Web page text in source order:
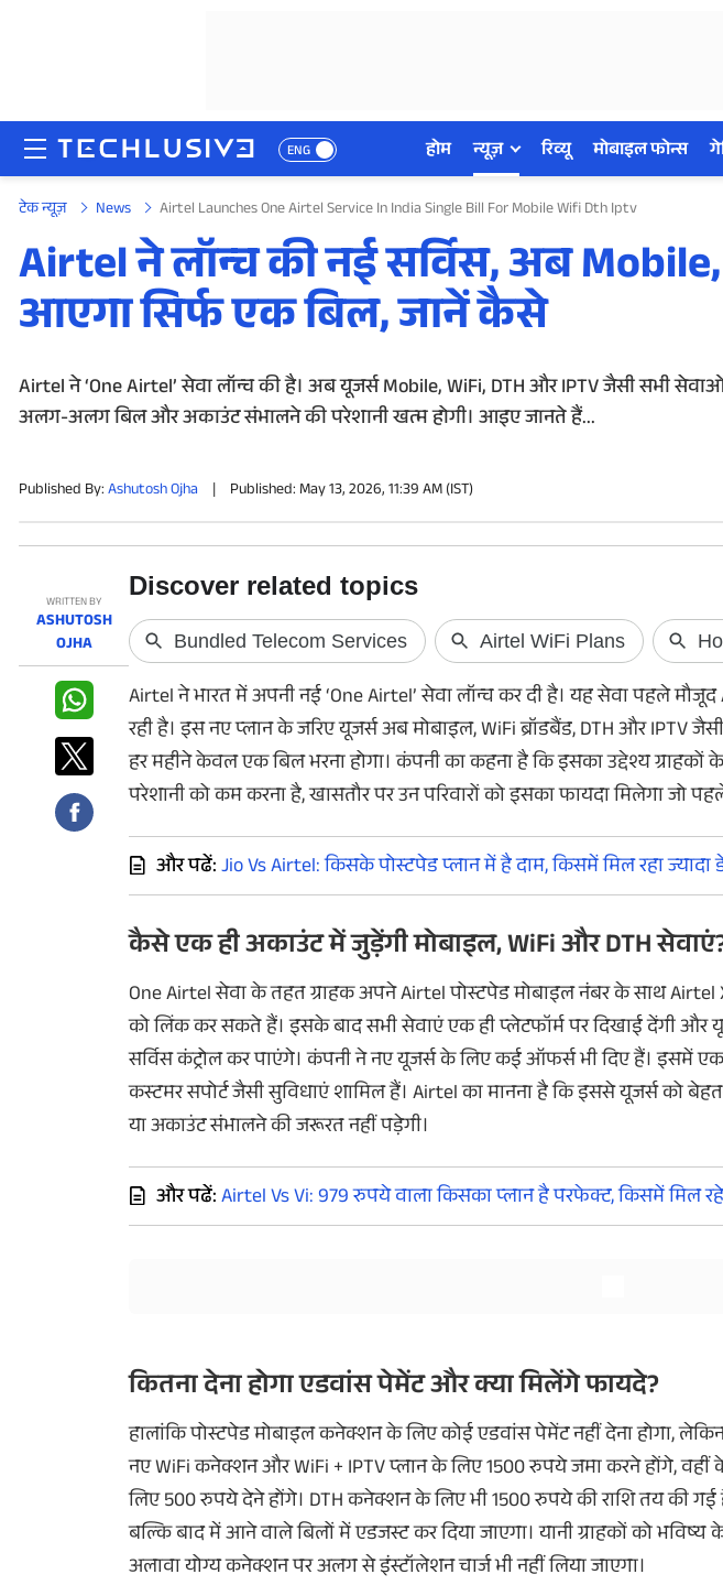
ENG होम न्यूज़ रिव्यू मोबाइल फोन्स
होम
न्यूज़
रिव्यू
मोबाइल फोन्स
फोटो
वीडियो
वेब स्टोरी
ऐप्स
डील्स
टेक न्यूज़ News Airtel Launches One Airtel Service In India Single Bill For Mobile Wifi Dth Iptv
Airtel ने लॉन्च की नई सर्विस, अब
आएगा सिर्फ एक बिल, जानें कैसे
Airtel ने ‘One Airtel’ सेवा लॉन्च की है। अब यूजर्स Mobile, WiFi, DTH और IPTV जैसी सभी
अलग-अलग बिल और अकाउंट संभालने की परेशानी खत्म होगी। आइए जानते हैं...
Published By:Ashutosh Ojha | Published: May 13, 2026, 11:39 AM (IST)
WRITTEN BY
ASHUTOSH
OJHA
Airtel ने भारत में अपनी नई ‘One Airtel’ सेवा लॉन्च कर दी है। यह सेवा पहले
रही है। इस नए प्लान के जरिए यूजर्स अब मोबाइल, WiFi ब्रॉडबैंड, DTH और
हर महीने केवल एक बिल भरना होगा। कंपनी का कहना है कि इसका उद्देश्य
परेशानी को कम करना है, खासतौर पर उन परिवारों को इसका फायदा मिलेगा
और पढें:Jio Vs Airtel: किसके पोस्टपेड प्लान में है दाम, किसमें मिल रहा ज्यादा
कैसे एक ही अकाउंट में जुड़ेंगी मोबाइल, WiFi और DTH
One Airtel सेवा के तहत ग्राहक अपने Airtel पोस्टपेड मोबाइल नंबर के साथ
को लिंक कर सकते हैं। इसके बाद सभी सेवाएं एक ही प्लेटफॉर्म पर दिखाई देंगी
सर्विस कंट्रोल कर पाएंगे। कंपनी ने नए यूजर्स के लिए कई ऑफर्स भी दिए हैं। इसमें
कस्टमर सपोर्ट जैसी सुविधाएं शामिल हैं। Airtel का मानना है कि इससे यूजर्स को
या अकाउंट संभालने की जरूरत नहीं पड़ेगी।
और पढें:Airtel Vs Vi: 979 रुपये वाला किसका प्लान है परफेक्ट, किसमें मिल रहे
कितना देना होगा एडवांस पेमेंट और क्या मिलेंगे फायदे?
हालांकि पोस्टपेड मोबाइल कनेक्शन के लिए कोई एडवांस पेमेंट नहीं देना होगा,
नए WiFi कनेक्शन और WiFi + IPTV प्लान के लिए 1500 रुपये जमा करने होंगे,
लिए 500 रुपये देने होंगे। DTH कनेक्शन के लिए भी 1500 रुपये की राशि तय की
बल्कि बाद में आने वाले बिलों में एडजस्ट कर दिया जाएगा। यानी ग्राहकों को
अलावा योग्य कनेक्शन पर अलग से इंस्टॉलेशन चार्ज भी नहीं लिया जाएगा।